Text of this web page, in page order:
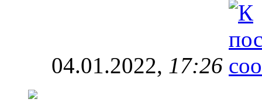
04.01.2022, 17:26